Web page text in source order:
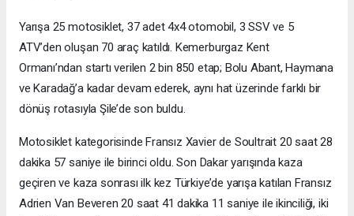
Yarışa 25 motosiklet, 37 adet 4x4 otomobil, 3 SSV ve 5
ATV’den oluşan 70 araç katıldı. Kemerburgaz Kent
Ormanı’ndan startı verilen 2 bin 850 etap; Bolu Abant, Haymana
ve Karadağ’a kadar devam ederek, aynı hat üzerinde farklı bir
dönüş rotasıyla Şile’de son buldu.
Motosiklet kategorisinde Fransız Xavier de Soultrait 20 saat 28
dakika 57 saniye ile birinci oldu. Son Dakar yarışında kaza
geçiren ve kaza sonrası ilk kez Türkiye’de yarışa katılan Fransız
Adrien Van Beveren 20 saat 41 dakika 11 saniye ile ikinciliği, iki